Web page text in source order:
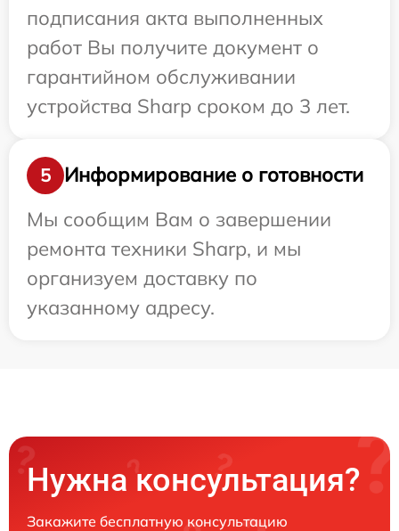
подписания акта выполненных
работ Вы получите документ о
гарантийном обслуживании
устройства Sharp сроком до 3 лет.
5
Информирование о готовности
Мы сообщим Вам о завершении
ремонта техники Sharp, и мы
организуем доставку по
указанному адресу.
Нужна консультация?
Закажите бесплатную консультацию